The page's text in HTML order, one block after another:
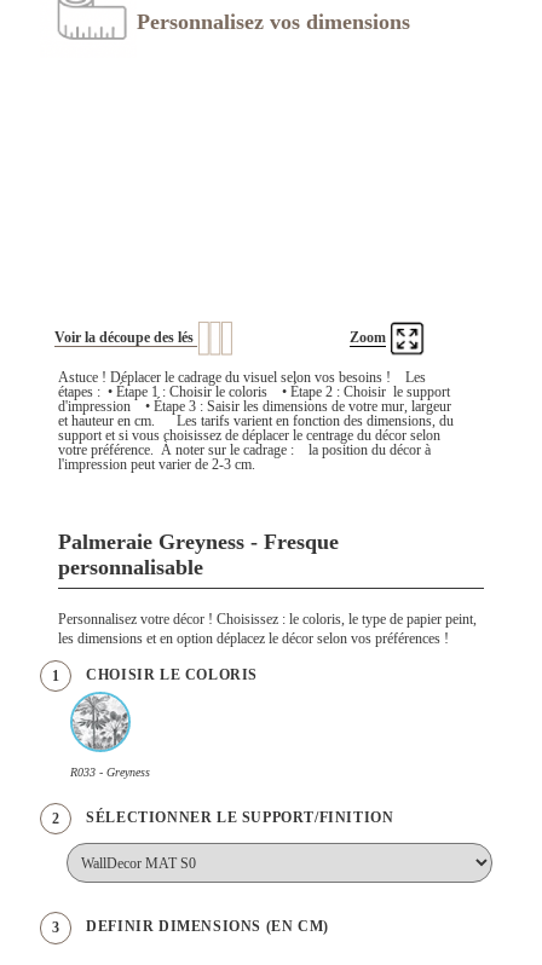
Personnalisez vos dimensions
Voir la découpe des lés Zoom
Astuce ! Déplacer le cadrage du visuel selon vos besoins ! Les
étapes : • Étape 1 : Choisir le coloris • Étape 2 : Choisir le support
d'impression • Étape 3 : Saisir les dimensions de votre mur, largeur
et hauteur en cm. Les tarifs varient en fonction des dimensions, du
support et si vous choisissez de déplacer le centrage du décor selon
votre préférence. À noter sur le cadrage : la position du décor à
l'impression peut varier de 2-3 cm.
Palmeraie Greyness - Fresque
personnalisable
Personnalisez votre décor ! Choisissez : le coloris, le type de papier peint,
les dimensions et en option déplacez le décor selon vos préférences !
1 CHOISIR LE COLORIS
R033 - Greyness
2 SÉLECTIONNER LE SUPPORT/FINITION
3 DEFINIR DIMENSIONS (EN CM)